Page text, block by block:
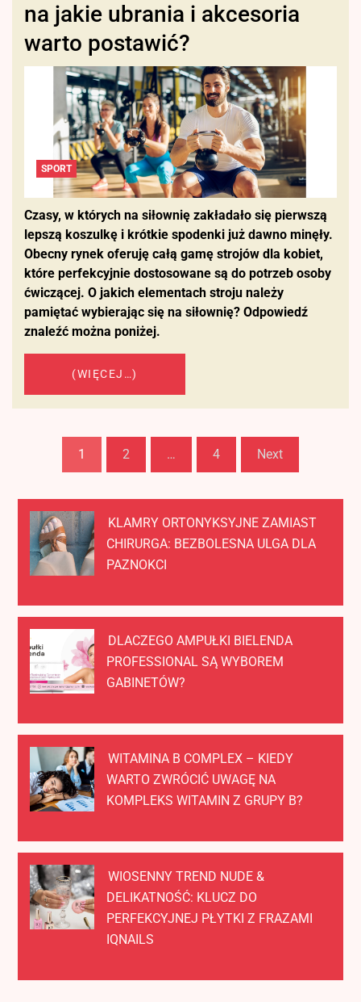
na jakie ubrania i akcesoria
warto postawić?
SPORT
Czasy, w których na siłownię zakładało się pierwszą
lepszą koszulkę i krótkie spodenki już dawno minęły.
Obecny rynek oferuję całą gamę strojów dla kobiet,
które perfekcyjnie dostosowane są do potrzeb osoby
ćwiczącej. O jakich elementach stroju należy
pamiętać wybierając się na siłownię? Odpowiedź
znaleźć można poniżej.
(WIĘCEJ…)
Stronicowanie
wpisów
1 2 … 4 Next
KLAMRY ORTONYKSYJNE ZAMIAST
CHIRURGA: BEZBOLESNA ULGA DLA
PAZNOKCI
DLACZEGO AMPUŁKI BIELENDA
PROFESSIONAL SĄ WYBOREM
GABINETÓW?
WITAMINA B COMPLEX – KIEDY
WARTO ZWRÓCIĆ UWAGĘ NA
KOMPLEKS WITAMIN Z GRUPY B?
WIOSENNY TREND NUDE &
DELIKATNOŚĆ: KLUCZ DO
PERFEKCYJNEJ PŁYTKI Z FRAZAMI
IQNAILS